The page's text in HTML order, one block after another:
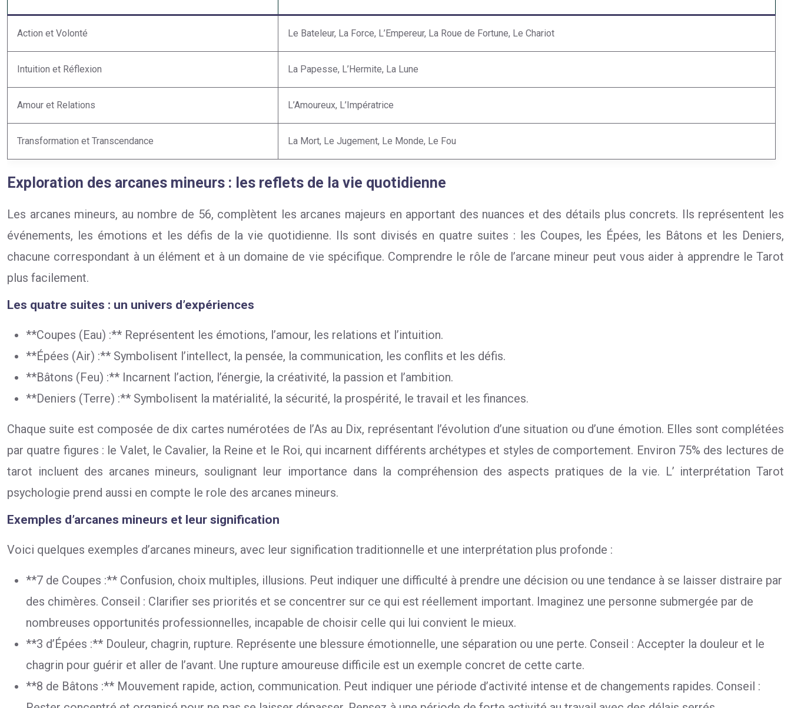
Action et Volonté Le Bateleur, La Force, L’Empereur, La Roue de Fortune, Le Chariot
Intuition et Réflexion La Papesse, L’Hermite, La Lune
Amour et Relations L’Amoureux, L’Impératrice
Transformation et Transcendance La Mort, Le Jugement, Le Monde, Le Fou
Exploration des arcanes mineurs : les reflets de la vie quotidienne
Les arcanes mineurs, au nombre de 56, complètent les arcanes majeurs en apportant des nuances et des détails plus concrets. Ils représentent les
événements, les émotions et les défis de la vie quotidienne. Ils sont divisés en quatre suites : les Coupes, les Épées, les Bâtons et les Deniers,
chacune correspondant à un élément et à un domaine de vie spécifique. Comprendre le rôle de l’arcane mineur peut vous aider à apprendre le Tarot
plus facilement.
Les quatre suites : un univers d’expériences
**Coupes (Eau) :** Représentent les émotions, l’amour, les relations et l’intuition.
**Épées (Air) :** Symbolisent l’intellect, la pensée, la communication, les conflits et les défis.
**Bâtons (Feu) :** Incarnent l’action, l’énergie, la créativité, la passion et l’ambition.
**Deniers (Terre) :** Symbolisent la matérialité, la sécurité, la prospérité, le travail et les finances.
Chaque suite est composée de dix cartes numérotées de l’As au Dix, représentant l’évolution d’une situation ou d’une émotion. Elles sont complétées
par quatre figures : le Valet, le Cavalier, la Reine et le Roi, qui incarnent différents archétypes et styles de comportement. Environ 75% des lectures de
tarot incluent des arcanes mineurs, soulignant leur importance dans la compréhension des aspects pratiques de la vie. L’ interprétation Tarot
psychologie prend aussi en compte le role des arcanes mineurs.
Exemples d’arcanes mineurs et leur signification
Voici quelques exemples d’arcanes mineurs, avec leur signification traditionnelle et une interprétation plus profonde :
**7 de Coupes :** Confusion, choix multiples, illusions. Peut indiquer une difficulté à prendre une décision ou une tendance à se laisser distraire par
des chimères. Conseil : Clarifier ses priorités et se concentrer sur ce qui est réellement important. Imaginez une personne submergée par de
nombreuses opportunités professionnelles, incapable de choisir celle qui lui convient le mieux.
**3 d’Épées :** Douleur, chagrin, rupture. Représente une blessure émotionnelle, une séparation ou une perte. Conseil : Accepter la douleur et le
chagrin pour guérir et aller de l’avant. Une rupture amoureuse difficile est un exemple concret de cette carte.
**8 de Bâtons :** Mouvement rapide, action, communication. Peut indiquer une période d’activité intense et de changements rapides. Conseil :